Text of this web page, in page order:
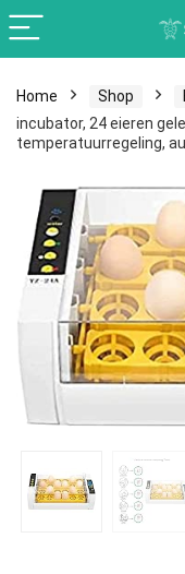
Home Shop
incubator, 24 eieren
temperatuurregeling,